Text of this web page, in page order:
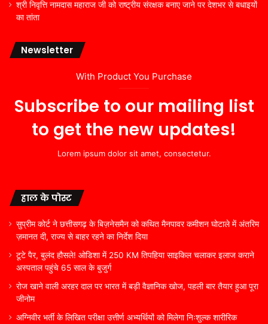
श्री निवृत्ति नामदास महाराज जी को राष्ट्रीय संरक्षक बनाए जाने पर देशभर से बधाइयों
का तांता
Newsletter
With Product You Purchase
Subscribe to our mailing list
to get the new updates!
Lorem ipsum dolor sit amet, consectetur.
हाल के पोस्ट
सुप्रीम कोर्ट ने छत्तीसगढ़ के बिज़नेसमैन को कथित मैनपावर कमीशन घोटाले में अंतरिम
ज़मानत दी, राज्य से बाहर रहने का निर्देश दिया
टूटे पैर, बुलंद हौसले! ओडिशा में 250 KM तिपहिया साइकिल चलाकर इलाज कराने
अस्पताल पहुंचे 65 साल के बुजुर्ग
रोज खाने वाली अरहर दाल पर भारत में बड़ी वैज्ञानिक खोज, पहली बार तैयार हुआ पूरा
जीनोम
अग्निवीर भर्ती के लिखित परीक्षा उत्तीर्ण अभ्यर्थियों को मिलेगा निःशुल्क शारीरिक